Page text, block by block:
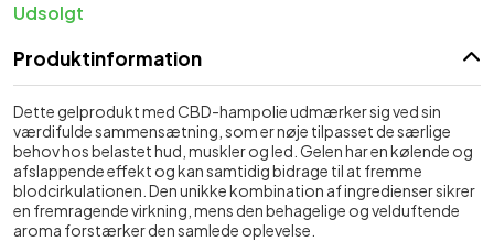
Udsolgt
Produktinformation
Dette gelprodukt med CBD-hampolie udmærker sig ved sin
værdifulde sammensætning, som er nøje tilpasset de særlige
behov hos belastet hud, muskler og led. Gelen har en kølende og
afslappende effekt og kan samtidig bidrage til at fremme
blodcirkulationen. Den unikke kombination af ingredienser sikrer
en fremragende virkning, mens den behagelige og velduftende
aroma forstærker den samlede oplevelse.